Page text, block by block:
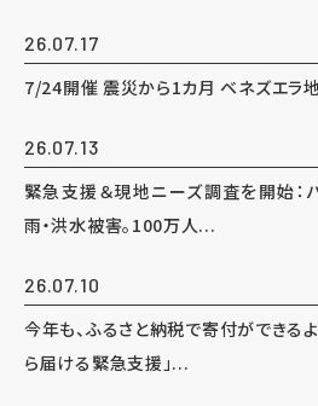
26.07.17
7/24開催 震災から1カ月 ベネズエラ
26.07.13
緊急支援＆現地ニーズ調査を開始：
雨・洪水被害。100万人...
26.07.10
今年も、ふるさと納税で寄付ができる
ら届ける緊急支援」...